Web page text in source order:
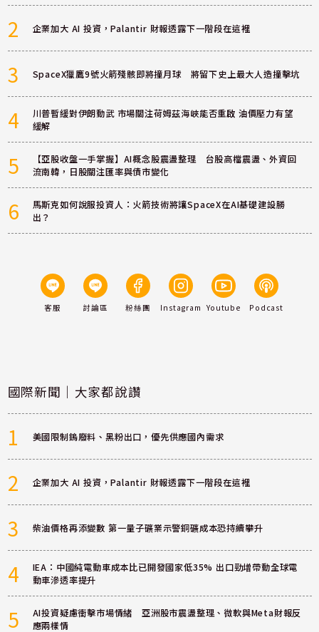
2 企業加大 AI 投資，Palantir 財報透露下一階段在這裡
3 SpaceX獵鷹9號火箭殘骸即將撞月球 將留下史上最大人造撞擊坑
4
川普暫緩對伊朗動武 市場關注荷姆茲海峽能否重啟 油價壓力有望
緩解
5
【亞股收盤一手掌握】AI概念股震盪整理 台股高檔震盪、外資回
流南韓，日股關注匯率與債市變化
6
馬斯克如何說服投資人：火箭技術將讓SpaceX在AI基礎建設勝
出？
客服 討論區 粉絲團 Instagram Youtube Podcast
國際新聞｜大家都說讚
1 美國限制鎢廢料、黑粉出口，優先供應國內需求
2 企業加大 AI 投資，Palantir 財報透露下一階段在這裡
3 柴油價格再添變數 第一量子礦業示警銅礦成本恐持續攀升
4
IEA：中國純電動車成本比已開發國家低35% 出口勁增帶動全球電
動車滲透率提升
5
AI投資疑慮衝擊市場情緒 亞洲股市震盪整理、微軟與Meta財報反
應兩樣情